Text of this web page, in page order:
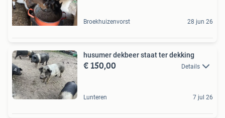
Broekhuizenvorst 28 jun 26
husumer dekbeer staat ter dekking
€ 150,00 Details
Lunteren 7 jul 26